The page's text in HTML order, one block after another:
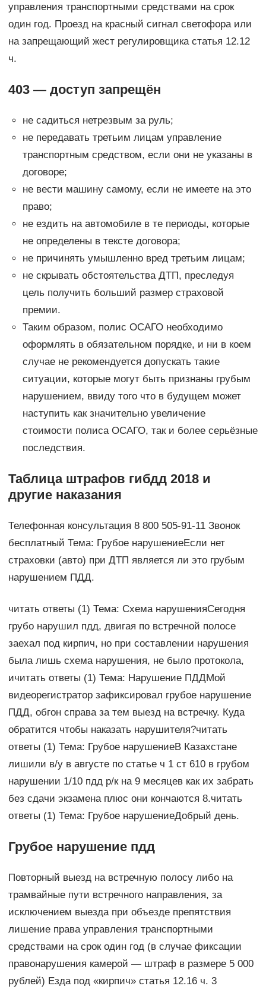
управления транспортными средствами на срок
один год. Проезд на красный сигнал светофора или
на запрещающий жест регулировщика статья 12.12
ч.
403 — доступ запрещён
не садиться нетрезвым за руль;
не передавать третьим лицам управление
транспортным средством, если они не указаны в
договоре;
не вести машину самому, если не имеете на это
право;
не ездить на автомобиле в те периоды, которые
не определены в тексте договора;
не причинять умышленно вред третьим лицам;
не скрывать обстоятельства ДТП, преследуя
цель получить больший размер страховой
премии.
Таким образом, полис ОСАГО необходимо
оформлять в обязательном порядке, и ни в коем
случае не рекомендуется допускать такие
ситуации, которые могут быть признаны грубым
нарушением, ввиду того что в будущем может
наступить как значительно увеличение
стоимости полиса ОСАГО, так и более серьёзные
последствия.
Таблица штрафов гибдд 2018 и
другие наказания
Телефонная консультация 8 800 505-91-11 Звонок
бесплатный Тема: Грубое нарушениеЕсли нет
страховки (авто) при ДТП является ли это грубым
нарушением ПДД.
читать ответы (1) Тема: Схема нарушенияСегодня
грубо нарушил пдд, двигая по встречной полосе
заехал под кирпич, но при составлении нарушения
была лишь схема нарушения, не было протокола,
ичитать ответы (1) Тема: Нарушение ПДДМой
видеорегистратор зафиксировал грубое нарушение
ПДД, обгон справа за тем выезд на встречку. Куда
обратится чтобы наказать нарушителя?читать
ответы (1) Тема: Грубое нарушениеВ Казахстане
лишили в/у в августе по статье ч 1 ст 610 в грубом
нарушении 1/10 пдд р/к на 9 месяцев как их забрать
без сдачи экзамена плюс они кончаются 8.читать
ответы (1) Тема: Грубое нарушениеДобрый день.
Грубое нарушение пдд
Повторный выезд на встречную полосу либо на
трамвайные пути встречного направления, за
исключением выезда при объезде препятствия
лишение права управления транспортными
средствами на срок один год (в случае фиксации
правонарушения камерой — штраф в размере 5 000
рублей) Езда под «кирпич» статья 12.16 ч. 3